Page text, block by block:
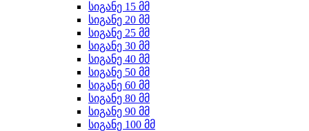
სიგანე 15 მმ
სიგანე 20 მმ
სიგანე 25 მმ
სიგანე 30 მმ
სიგანე 40 მმ
სიგანე 50 მმ
სიგანე 60 მმ
სიგანე 80 მმ
სიგანე 90 მმ
სიგანე 100 მმ